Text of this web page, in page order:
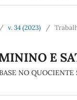
/ v. 34 (2023) /
E
NO